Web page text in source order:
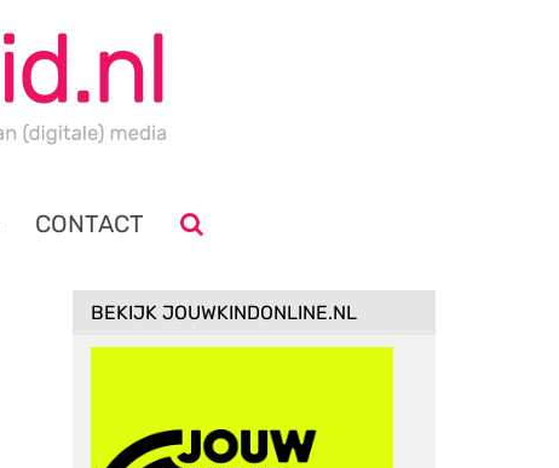
CONTACT
BEKIJK JOUWKINDONLINE.NL